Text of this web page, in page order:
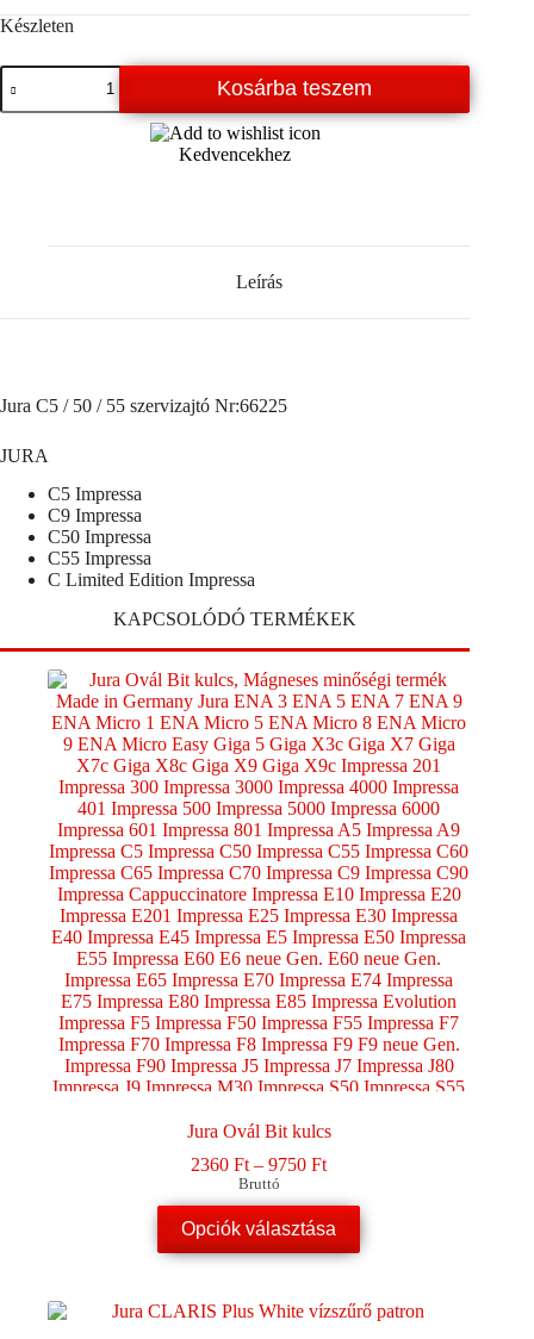
Készleten
Jura
C5
/
Kosárba teszem
Kedvencekhez
Leírás
Jura C5 / 50 / 55 szervizajtó Nr:66225
JURA
C5 Impressa
C9 Impressa
C50 Impressa
C55 Impressa
C Limited Edition Impressa
KAPCSOLÓDÓ TERMÉKEK
Jura Ovál Bit kulcs
2360Ft – 9750FtÁrtartomány:
-
9750 Ft
Bruttó
Opciók választása
Ennek
a
terméknek
variációja
van.